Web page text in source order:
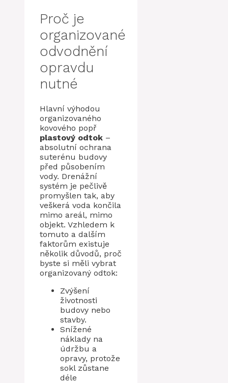
Proč je
organizované
odvodnění
opravdu
nutné
Hlavní výhodou
organizovaného
kovového popř
plastový odtok –
absolutní ochrana
suterénu budovy
před působením
vody. Drenážní
systém je pečlivě
promyšlen tak, aby
veškerá voda končila
mimo areál, mimo
objekt. Vzhledem k
tomuto a dalším
faktorům existuje
několik důvodů, proč
byste si měli vybrat
organizovaný odtok:
Zvýšení
životnosti
budovy nebo
stavby.
Snížené
náklady na
údržbu a
opravy, protože
sokl zůstane
déle